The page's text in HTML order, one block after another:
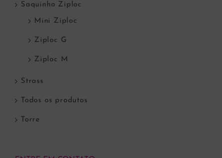
Saquinho Ziploc
Mini Ziploc
Ziploc G
Ziploc M
Strass
Todos os produtos
Torre